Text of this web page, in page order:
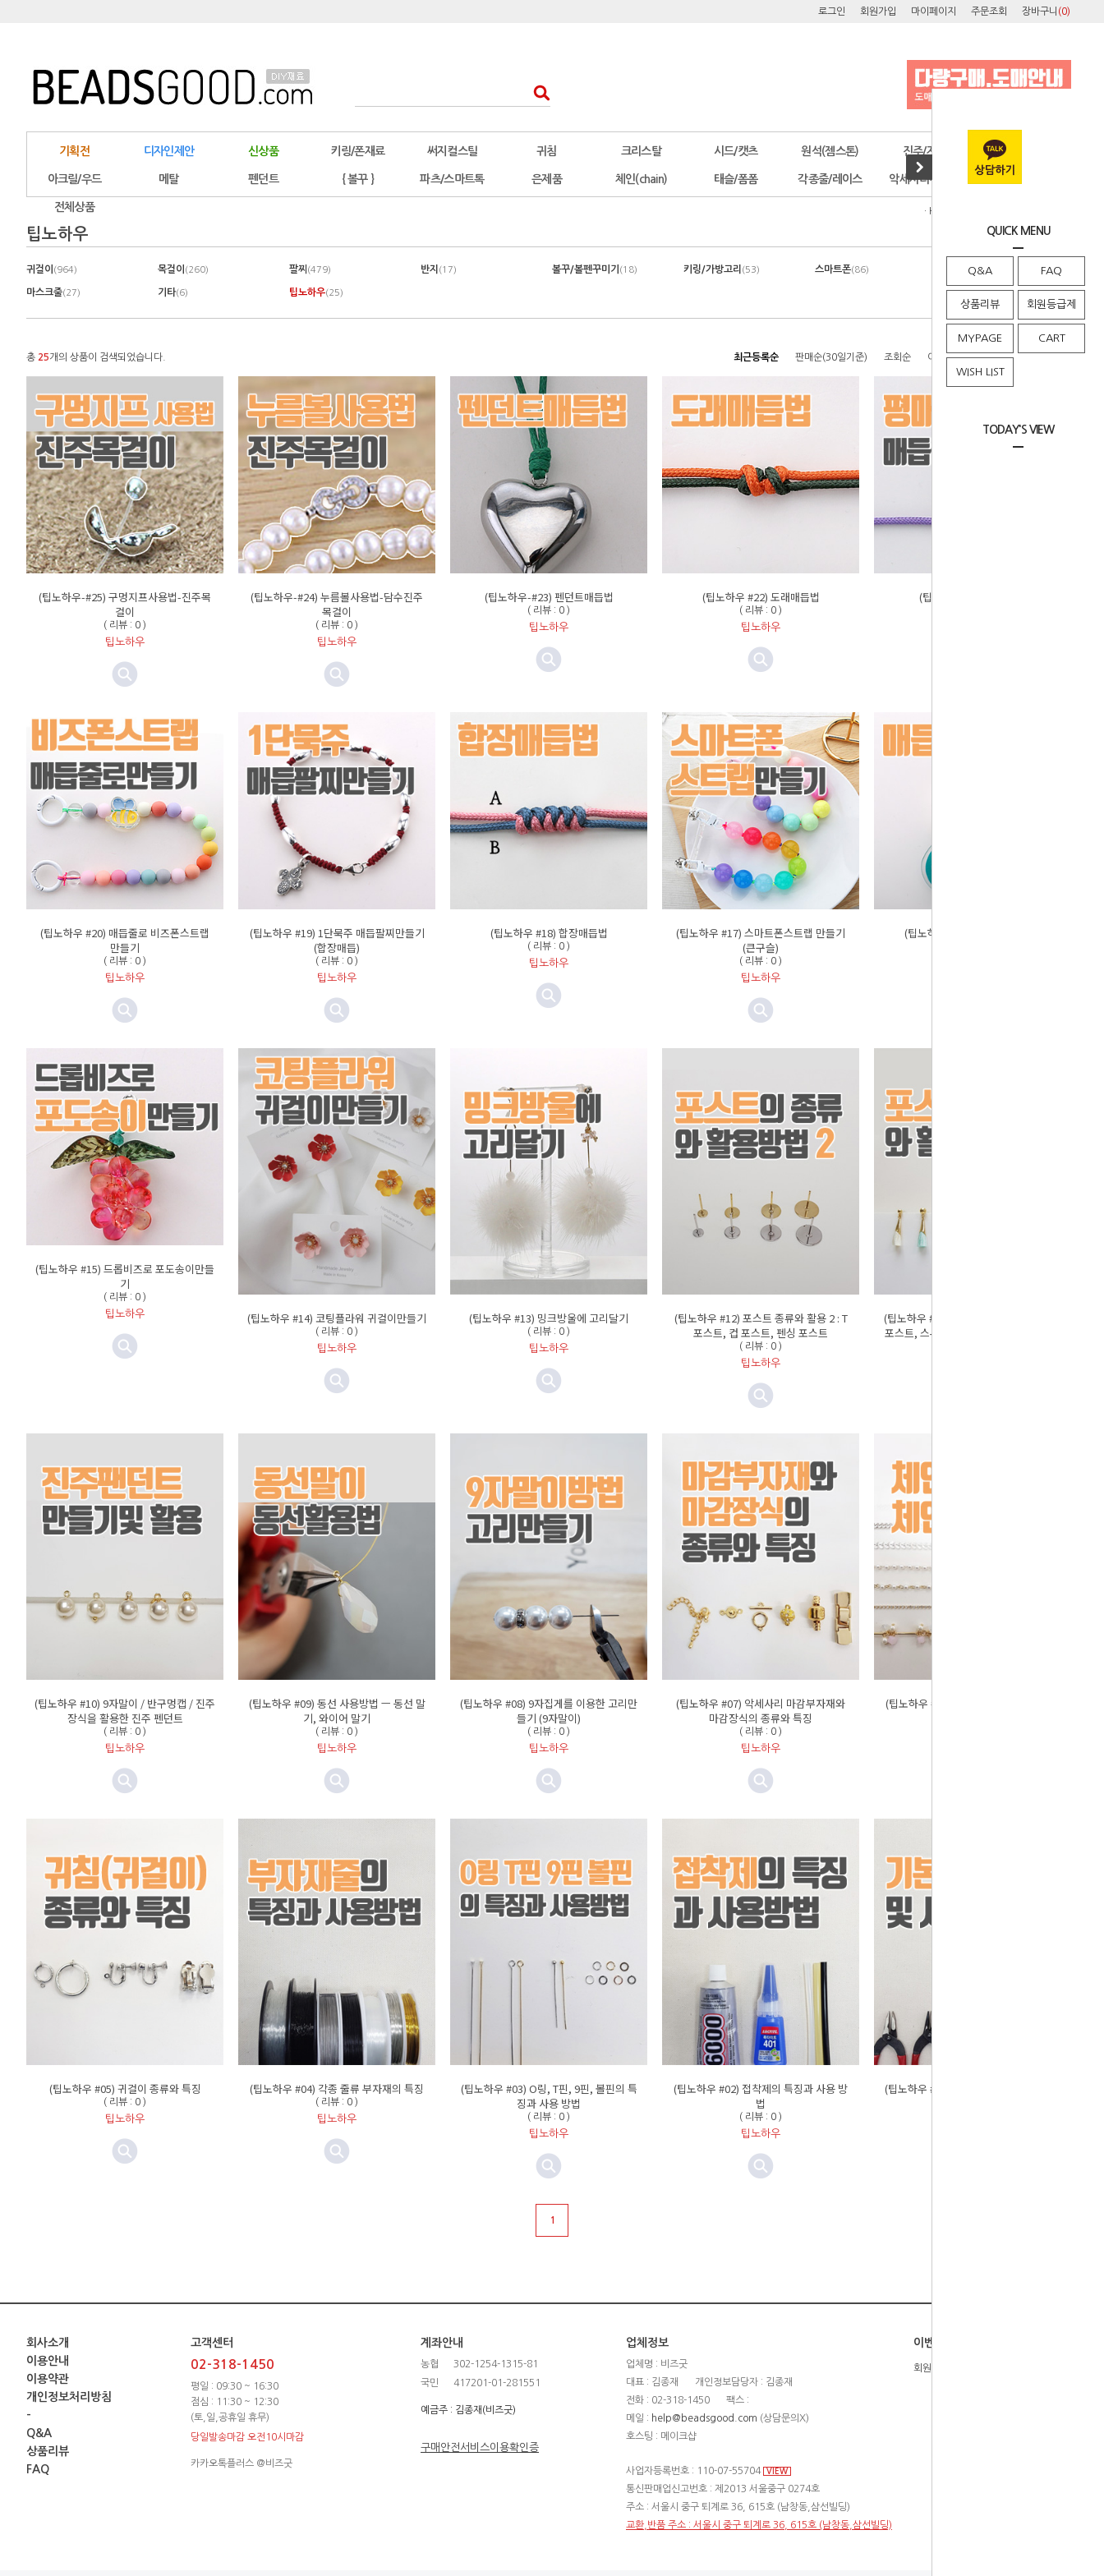
QUICK MENU
Q&A FAQ
상품리뷰 회원등급제
MYPAGE CART
WISH LIST
TODAY'S VIEW
로그인 회원가입 마이페이지 주문조회 장바구니 (0)
기획전 디자인제안 신상품 키링/폰재료 써지컬스틸 귀침 크리스탈 시드/캣츠 원석(젬스톤) 진주/자개 오스트리아
아크릴/우드 메탈 펜던트 { 볼꾸 } 파츠/스마트톡 은제품 체인(chain) 태슬/폼폼 각종줄/레이스 악세사리부자재 공구/포장
전체상품 · HOME
팁노하우
귀걸이 (964) 목걸이 (260) 팔찌 (479) 반지 (17) 볼꾸/볼펜꾸미기 (18) 키링/가방고리 (53) 스마트폰(86) 지비츠(25)
마스크줄(27) 기타(6) 팁노하우(25)
총 25개의 상품이 검색되었습니다. 최근등록순 판매순(30일기준) 조회순 이름순 높은가격순
(팁노하우-#25) 구멍지프사용법-진주목
걸이
( 리뷰 : 0 )
팁노하우
(팁노하우-#24) 누름볼사용법-담수진주
목걸이
( 리뷰 : 0 )
팁노하우
(팁노하우-#23) 펜던트매듭법
( 리뷰 : 0 )
팁노하우
(팁노하우 #22) 도래매듭법
( 리뷰 : 0 )
팁노하우
(팁노하우 #21) 평매듭법
(팁노하우 #20) 매듭줄로 비즈폰스트랩
만들기
( 리뷰 : 0 )
팁노하우
(팁노하우 #19) 1단묵주 매듭팔찌만들기
(합장매듭)
( 리뷰 : 0 )
팁노하우
(팁노하우 #18) 합장매듭법
( 리뷰 : 0 )
팁노하우
(팁노하우 #17) 스마트폰스트랩 만들기
(큰구슬)
( 리뷰 : 0 )
팁노하우
(팁노하우 #16) 키링매듭만들기
(팁노하우 #15) 드롭비즈로 포도송이만들
기
( 리뷰 : 0 )
팁노하우 (팁노하우 #14) 코팅플라워 귀걸이만들기
( 리뷰 : 0 )
팁노하우
(팁노하우 #13) 밍크방울에 고리달기
( 리뷰 : 0 )
팁노하우
(팁노하우 #12) 포스트 종류와 활용 2 : T
포스트, 컵 포스트, 펜싱 포스트
( 리뷰 : 0 )
팁노하우
(팁노하우 #11) 포스트 종류와 활용 1 : 볼
포스트, 스톤 & 큐빅 포스트, 진주 포스트
(팁노하우 #10) 9자말이 / 반구멍캡 / 진주
장식을 활용한 진주 펜던트
( 리뷰 : 0 )
팁노하우
(팁노하우 #09) 동선 사용방법 ㅡ 동선 말
기, 와이어 말기
( 리뷰 : 0 )
팁노하우
(팁노하우 #08) 9자집게를 이용한 고리만
들기 (9자말이)
( 리뷰 : 0 )
팁노하우
(팁노하우 #07) 악세사리 마감부자재와
마감장식의 종류와 특징
( 리뷰 : 0 )
팁노하우
(팁노하우 #06) 체인 종류와 체인 자르기
(팁노하우 #05) 귀걸이 종류와 특징
( 리뷰 : 0 )
팁노하우
(팁노하우 #04) 각종 줄류 부자재의 특징
( 리뷰 : 0 )
팁노하우
(팁노하우 #03) O링, T핀, 9핀, 볼핀의 특
징과 사용 방법
( 리뷰 : 0 )
팁노하우
(팁노하우 #02) 접착제의 특징과 사용 방
법
( 리뷰 : 0 )
팁노하우
(팁노하우 #01) 기본 공구 소개 및 사용방
1
회사소개
이용안내
이용약관
개인정보처리방침
-
Q&A
상품리뷰
FAQ
고객센터
02-318-1450
평일 : 09:30 ~ 16:30
점심 : 11:30 ~ 12:30
(토,일,공휴일 휴무)
당일발송마감 오전10시마감
카카오톡플러스 @비즈굿
계좌안내
농협
302-1254-1315-81
국민
417201-01-281551
예금주 : 김종재(비즈굿)
구매안전서비스이용확인증
업체정보
업체명 : 비즈굿
대표 : 김종재
개인정보담당자 : 김종재
전화 : 02-318-1450
팩스 :
메일 : help@beadsgood.com (상담문의X)
호스팅 : 메이크샵
사업자등록번호 : 110-07-55704 VIEW
통신판매업신고번호 : 제2013 서울중구 0274호
주소 : 서울시 중구 퇴계로 36, 615호 (남창동,삼선빌딩)
교환,반품 주소 : 서울시 중구 퇴계로 36, 615호 (남창동,삼선빌딩)
이벤트
회원등급제